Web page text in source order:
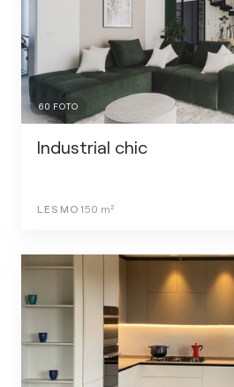
60 FOTO
Industrial chic
LESMO 150 m²